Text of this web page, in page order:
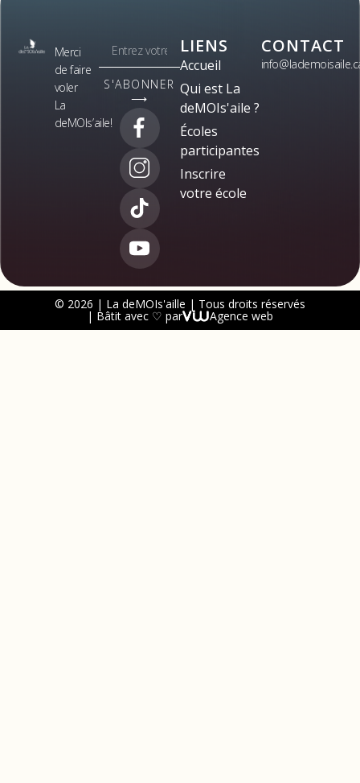
Merci
de faire
voler
La
deMOIs’aile!
S'ABONNER
⟶
LIENS
Accueil
Qui est La
deMOIs'aile ?
Écoles
participantes
Inscrire
votre école
CONTACT
© 2026 | La deMOIs'aille | Tous droits réservés
| Bâtit avec ♡ par Agence web